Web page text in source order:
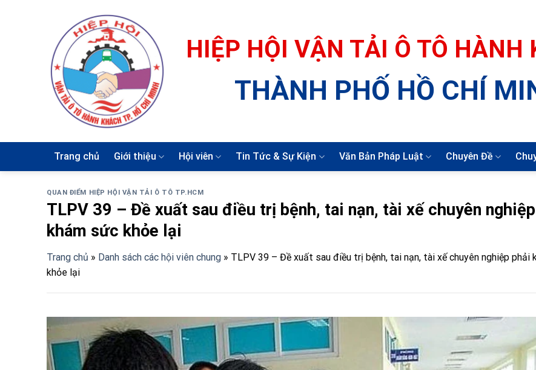
HIỆP HỘI VẬN TẢI Ô TÔ HÀNH
THÀNH PHỐ HỒ CHÍ
Trang chủ Giới thiệu Hội viên Tin Tức & Sự Kiện Văn Bản Pháp Luật Chuyên Đề
QUAN ĐIỂM HIỆP HỘI VẬN TẢI Ô TÔ TP.HCM
TLPV 39 – Đề xuất sau điều trị bệnh, tai nạn, tài xế chuyên
khám sức khỏe lại
Trang chủ » Danh sách các hội viên chung » TLPV 39 – Đề xuất sau điều trị bệnh, tai nạn, tài xế chuyên nghiệp phải
khỏe lại